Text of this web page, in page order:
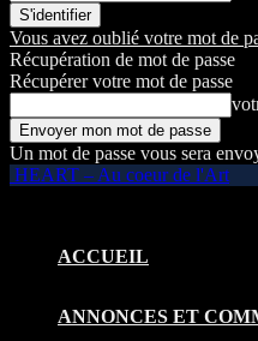
Vous avez oublié votre mot de
Récupération de mot de passe
Récupérer votre mot de passe
Un mot de passe vous sera
HEART – Au coeur de l'Art
ACCUEIL
ANNONCES ET